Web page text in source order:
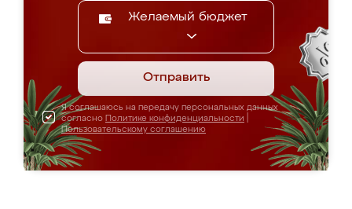
Желаемый бюджет
Отправить
Я соглашаюсь на передачу персональных данных
согласно Политике конфиденциальности
Пользовательскому соглашению